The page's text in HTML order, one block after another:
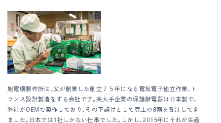
旭電機製作所は、父が創業した創立７５年になる電気電子組立作業、ト
ランス設計製造をする会社です。某大手企業の保護継電器は日本製で、
弊社がOEMで製作しており、その下請けとして売上の8割を受注してき
ました。日本では1社しかない仕事でした。しかし、2015年にそれが生産